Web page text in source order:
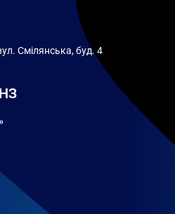
Смілянська, буд. 4